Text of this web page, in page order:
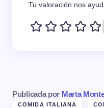
Tu valoración nos
Publicada por Marta
COMIDA ITALIANA